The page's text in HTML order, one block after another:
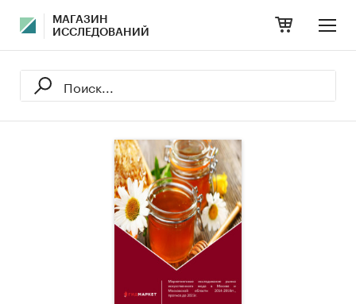
МАГАЗИН
ИССЛЕДОВАНИЙ